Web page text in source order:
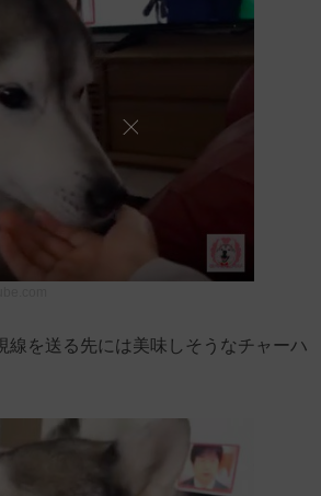
線を送る先には美味しそうなチャーハ